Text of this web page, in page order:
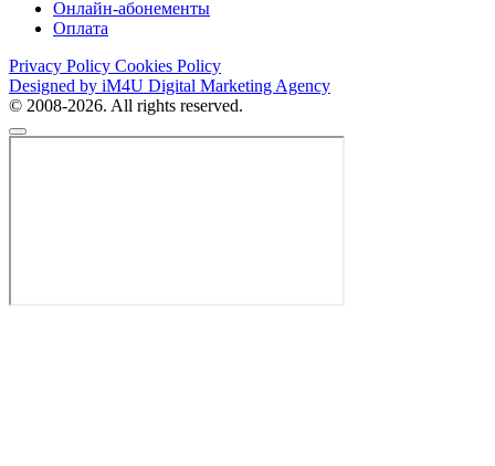
Онлайн-абонементы
Оплата
Privacy Policy Cookies Policy
Designed by iM4U Digital Marketing Agency
© 2008-2026. All rights reserved.